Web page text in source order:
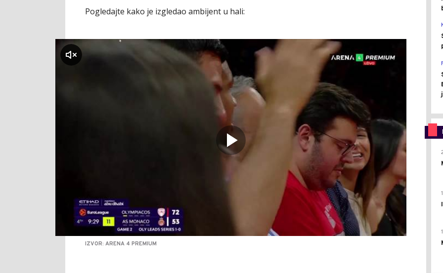
Pogledajte kako je izgledao ambijent u hali:
klikni za zvuk
IZVOR: ARENA 4 PREMIUM